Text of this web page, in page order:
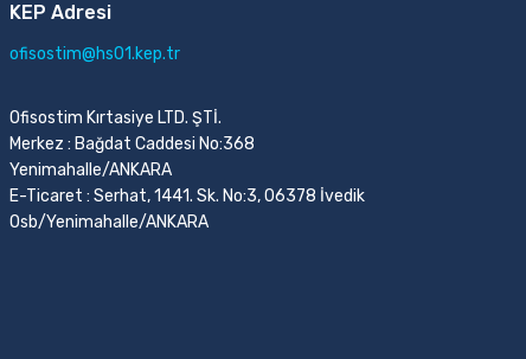
KEP Adresi
ofisostim@hs01.kep.tr
Ofisostim Kırtasiye LTD. ŞTİ.
Merkez : Bağdat Caddesi No:368
Yenimahalle/ANKARA
E-Ticaret : Serhat, 1441. Sk. No:3, 06378 İvedik
Osb/Yenimahalle/ANKARA